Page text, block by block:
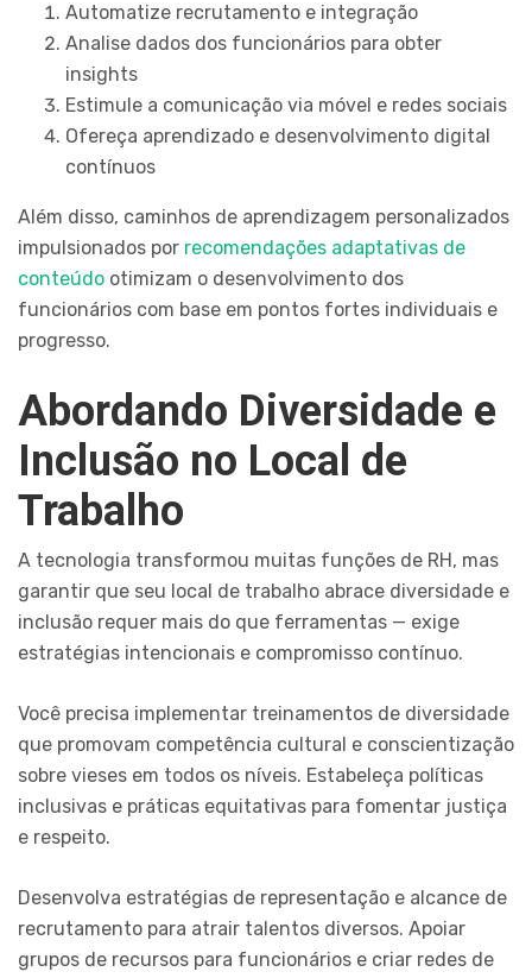
Automatize recrutamento e integração
Analise dados dos funcionários para obter
insights
Estimule a comunicação via móvel e redes sociais
Ofereça aprendizado e desenvolvimento digital
contínuos
Além disso, caminhos de aprendizagem personalizados
impulsionados por recomendações adaptativas de
conteúdo otimizam o desenvolvimento dos
funcionários com base em pontos fortes individuais e
progresso.
Abordando Diversidade e
Inclusão no Local de
Trabalho
A tecnologia transformou muitas funções de RH, mas
garantir que seu local de trabalho abrace diversidade e
inclusão requer mais do que ferramentas — exige
estratégias intencionais e compromisso contínuo.
Você precisa implementar treinamentos de diversidade
que promovam competência cultural e conscientização
sobre vieses em todos os níveis. Estabeleça políticas
inclusivas e práticas equitativas para fomentar justiça
e respeito.
Desenvolva estratégias de representação e alcance de
recrutamento para atrair talentos diversos. Apoiar
grupos de recursos para funcionários e criar redes de